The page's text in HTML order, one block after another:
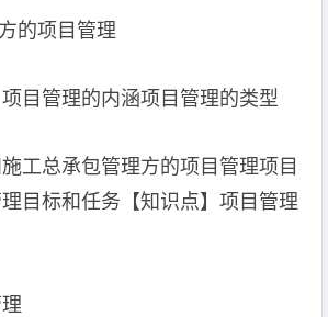
的项目管理
项目管理的内涵项目管理的类型
工总承包管理方的项目管理项目
目标和任务【知识点】项目管理